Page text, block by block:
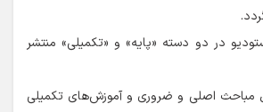
در دو دسته «پایه» و «تکمیلی» منتشر
مباحث اصلی و ضروری و آموزش‌های تکمیلی